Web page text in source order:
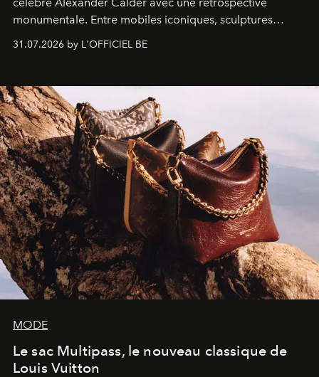
monumentale. Entre mobiles iconiques, sculptures
américain investit les espaces imaginés par Frank Gehry
sculpture.
31.07.2026 by L'OFFICIEL BE
MODE
Le sac Multipass, le nouveau classique de
Louis Vuitton